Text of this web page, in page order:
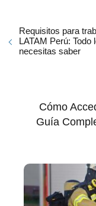
Requisitos para
LATAM Perú: Todo
necesitas saber
Cómo
Guía